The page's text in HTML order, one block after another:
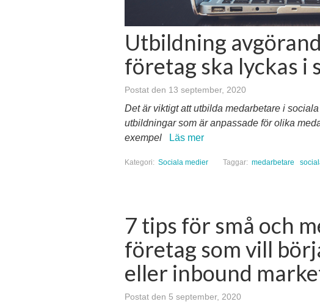
Utbildning
företag ska lyckas i
Postat den 13 september, 2020
Det är viktigt att utbilda medarbetare i
utbildningar som är anpassade för olika
exempel
Läs mer
Kategori: Sociala medier Taggar: medarbetare
7 tips för små och
företag som vill
eller inbound
Postat den 5 september, 2020